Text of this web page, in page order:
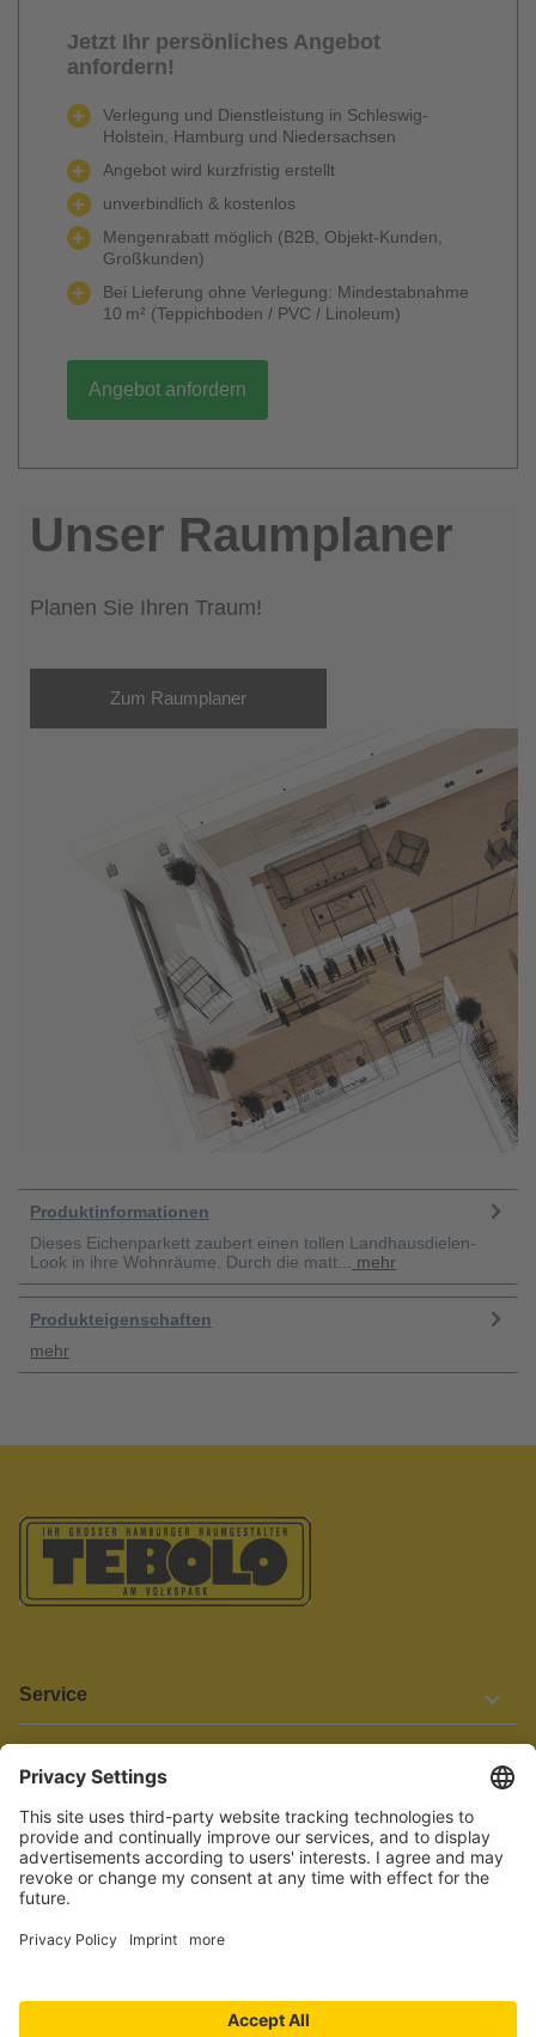
Jetzt Ihr persönliches Angebot
anfordern!
Verlegung und Dienstleistung in Schleswig-
Holstein, Hamburg und Niedersachsen
Angebot wird kurzfristig erstellt
unverbindlich & kostenlos
Mengenrabatt möglich (B2B, Objekt-Kunden,
Großkunden)
Bei Lieferung ohne Verlegung: Mindestabnahme
10 m² (Teppichboden / PVC / Linoleum)
Angebot anfordern
Unser Raumplaner
Planen Sie Ihren Traum!
Zum Raumplaner
Produktinformationen
Dieses Eichenparkett zaubert einen tollen Landhausdielen-
Look in ihre Wohnräume. Durch die matt...
mehr
Produkteigenschaften
mehr
Service
Informationen
Barrierefreiheit
Wir bemühen uns, unsere Website barrierefrei zu gestalten.
Einige Inhalte und Funktionen sind derzeit jedoch noch nicht
vollständig zugänglich. Wenn Sie auf Barrieren stoßen oder Hilfe
benötigen, kontaktieren Sie uns bitte unter service[at]knutzen.de.
Vertrag widerrufen
© 2026 TEBOLO